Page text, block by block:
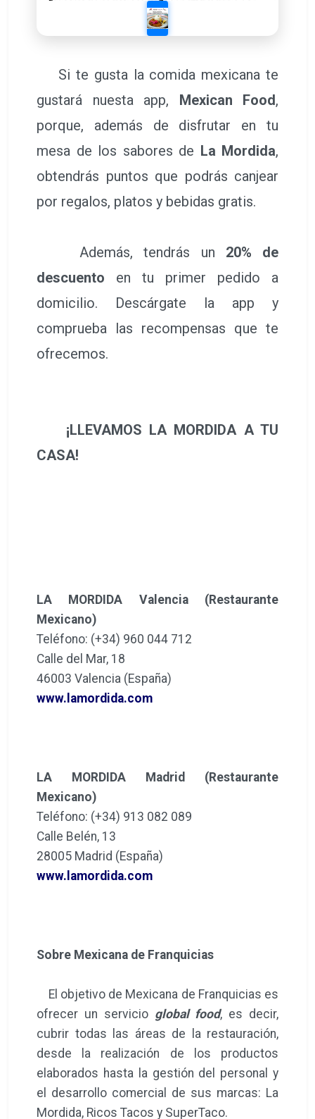
Si te gusta la comida mexicana te
gustará nuesta app, Mexican Food,
porque, además de disfrutar en tu
mesa de los sabores de La Mordida,
obtendrás puntos que podrás canjear
por regalos, platos y bebidas gratis.
Además, tendrás un 20% de
descuento en tu primer pedido a
domicilio. Descárgate la app y
comprueba las recompensas que te
ofrecemos.
¡LLEVAMOS LA MORDIDA A TU
CASA!
LA MORDIDA Valencia (Restaurante
Mexicano)
Teléfono: (+34) 960 044 712
Calle del Mar, 18
46003 Valencia (España)
www.lamordida.com
LA MORDIDA Madrid (Restaurante
Mexicano)
Teléfono: (+34) 913 082 089
Calle Belén, 13
28005 Madrid (España)
www.lamordida.com
Sobre Mexicana de Franquicias
El objetivo de Mexicana de Franquicias es
ofrecer un servicio global food, es decir,
cubrir todas las áreas de la restauración,
desde la realización de los productos
elaborados hasta la gestión del personal y
el desarrollo comercial de sus marcas: La
Mordida, Ricos Tacos y SuperTaco.